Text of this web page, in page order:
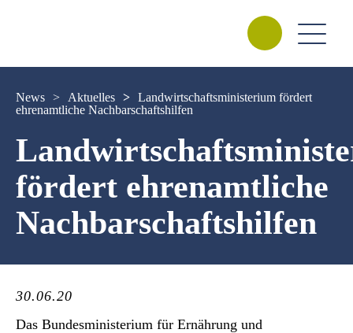
News > Aktuelles > Landwirtschaftsministerium fördert
ehrenamtliche Nachbarschaftshilfen
fördert ehrenamtliche
Nachbarschaftshilfen
30.06.20
Das Bundesministerium für Ernährung und